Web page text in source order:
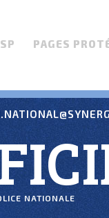
PAGES
NATIONALE